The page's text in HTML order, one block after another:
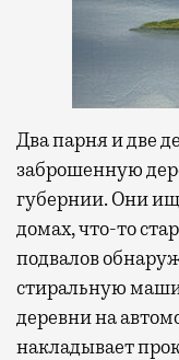
Два парня и две
заброшенную
губернии. Они
домах, что-то
подвалов
стиральную
деревни на
накладывает